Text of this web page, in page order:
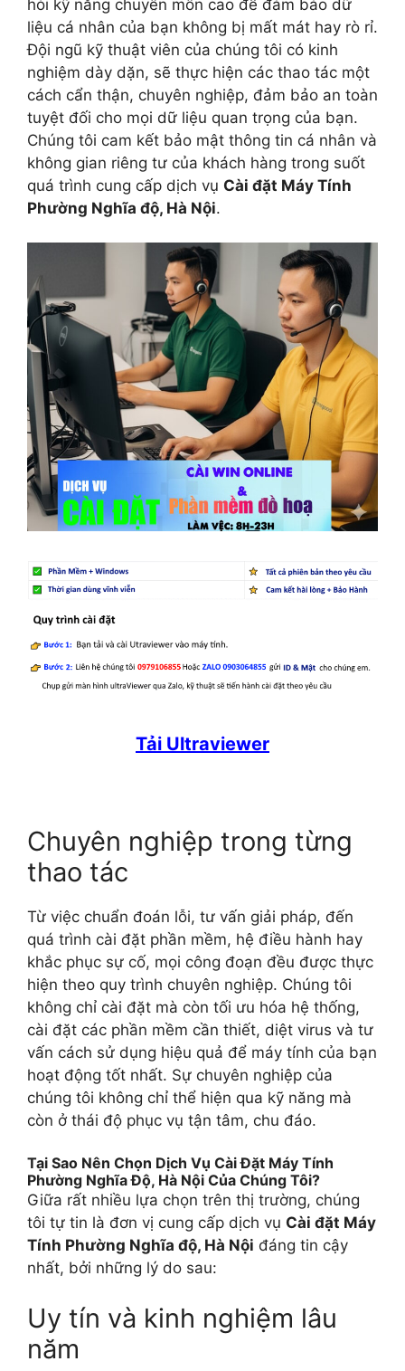
hỏi kỹ năng chuyên môn cao để đảm bảo dữ
liệu cá nhân của bạn không bị mất mát hay rò rỉ.
Đội ngũ kỹ thuật viên của chúng tôi có kinh
nghiệm dày dặn, sẽ thực hiện các thao tác một
cách cẩn thận, chuyên nghiệp, đảm bảo an toàn
tuyệt đối cho mọi dữ liệu quan trọng của bạn.
Chúng tôi cam kết bảo mật thông tin cá nhân và
không gian riêng tư của khách hàng trong suốt
quá trình cung cấp dịch vụ Cài đặt Máy Tính
Phường Nghĩa độ, Hà Nội.
Tải Ultraviewer
Chuyên nghiệp trong từng
thao tác
Từ việc chuẩn đoán lỗi, tư vấn giải pháp, đến
quá trình cài đặt phần mềm, hệ điều hành hay
khắc phục sự cố, mọi công đoạn đều được thực
hiện theo quy trình chuyên nghiệp. Chúng tôi
không chỉ cài đặt mà còn tối ưu hóa hệ thống,
cài đặt các phần mềm cần thiết, diệt virus và tư
vấn cách sử dụng hiệu quả để máy tính của bạn
hoạt động tốt nhất. Sự chuyên nghiệp của
chúng tôi không chỉ thể hiện qua kỹ năng mà
còn ở thái độ phục vụ tận tâm, chu đáo.
Tại Sao Nên Chọn Dịch Vụ Cài Đặt Máy Tính
Phường Nghĩa Độ, Hà Nội Của Chúng Tôi?
Giữa rất nhiều lựa chọn trên thị trường, chúng
tôi tự tin là đơn vị cung cấp dịch vụ Cài đặt Máy
Tính Phường Nghĩa độ, Hà Nội đáng tin cậy
nhất, bởi những lý do sau:
Uy tín và kinh nghiệm lâu
năm